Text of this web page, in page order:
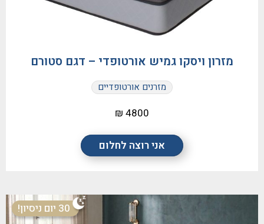
אני רוצה לחלום
מזרון ויסקו גמיש אורטופדי – דגם סטורם
מזרנים אורטופדיים
4800 ₪
30 יום ניסיון!